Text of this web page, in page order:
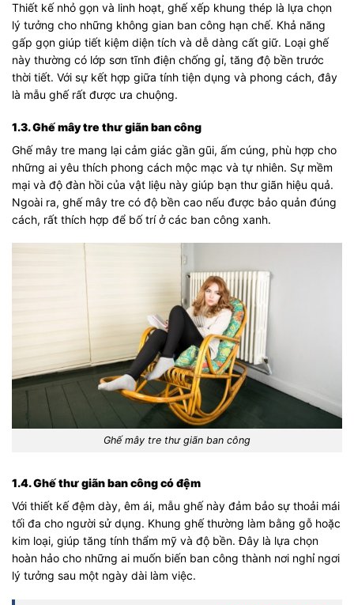
Thiết kế nhỏ gọn và linh hoạt, ghế xếp khung thép là lựa chọn
lý tưởng cho những không gian ban công hạn chế. Khả năng
gấp gọn giúp tiết kiệm diện tích và dễ dàng cất giữ. Loại ghế
này thường có lớp sơn tĩnh điện chống gỉ, tăng độ bền trước
thời tiết. Với sự kết hợp giữa tính tiện dụng và phong cách, đây
là mẫu ghế rất được ưa chuộng.
1.3. Ghế mây tre thư giãn ban công
Ghế mây tre mang lại cảm giác gần gũi, ấm cúng, phù hợp cho
những ai yêu thích phong cách mộc mạc và tự nhiên. Sự mềm
mại và độ đàn hồi của vật liệu này giúp bạn thư giãn hiệu quả.
Ngoài ra, ghế mây tre có độ bền cao nếu được bảo quản đúng
cách, rất thích hợp để bố trí ở các ban công xanh.
Ghế mây tre thư giãn ban công
1.4. Ghế thư giãn ban công có đệm
Với thiết kế đệm dày, êm ái, mẫu ghế này đảm bảo sự thoải mái
tối đa cho người sử dụng. Khung ghế thường làm bằng gỗ hoặc
kim loại, giúp tăng tính thẩm mỹ và độ bền. Đây là lựa chọn
hoàn hảo cho những ai muốn biến ban công thành nơi nghỉ ngơi
lý tưởng sau một ngày dài làm việc.